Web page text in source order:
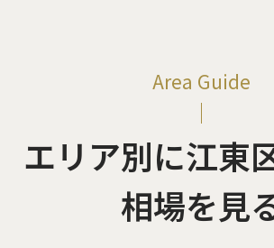
Area Guide
エリア別に江東
相場を見